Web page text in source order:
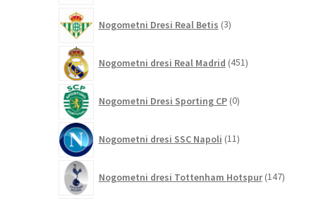
Nogometni Dresi Real Betis 3izdelki
Nogometni dresi Real Madrid 451izdelkov
Nogometni Dresi Sporting CP 0izdelkov
Nogometni dresi SSC Napoli 11izdelkov
Nogometni dresi Tottenham Hotspur 147